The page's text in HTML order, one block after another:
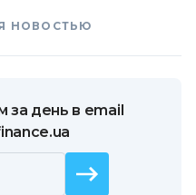
НОВОСТЬЮ
за день в email